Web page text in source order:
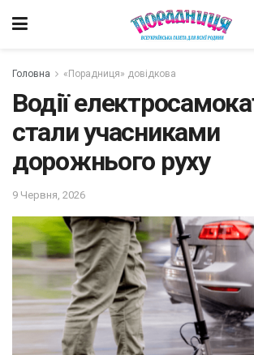
Головна «Порадниця» довідкова
Водії
стали учасниками
дорожнього руху
9 Червня, 2026